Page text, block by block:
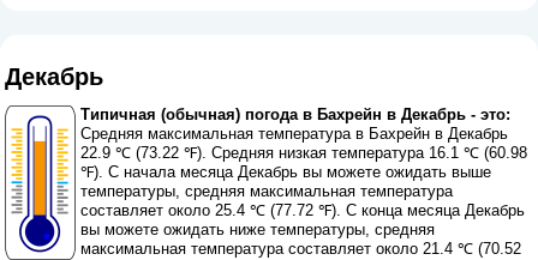
Декабрь
Типичная (обычная) погода в Бахрейн в Декабрь - это:
Средняя максимальная температура в Бахрейн в Декабрь
22.9 ℃ (73.22 ℉). Средняя низкая температура 16.1 ℃ (60.98
℉). С начала месяца Декабрь вы можете ожидать выше
температуры, средняя максимальная температура
составляет около 25.4 ℃ (77.72 ℉). С конца месяца Декабрь
вы можете ожидать ниже температуры, средняя
максимальная температура составляет около 21.4 ℃ (70.52